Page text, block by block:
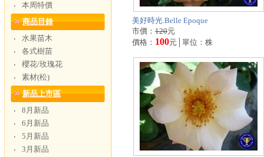
‧
本周特價
商品目錄
‧
水果苗木
‧
各式樹苗
‧
櫻花/玫瑰花
‧
素材(松)
新品上市區
‧
8月新品
‧
6月新品
‧
5月新品
‧
3月新品
美好時光.Belle Epoque
市價： 120元
價格： 100元│單位：株